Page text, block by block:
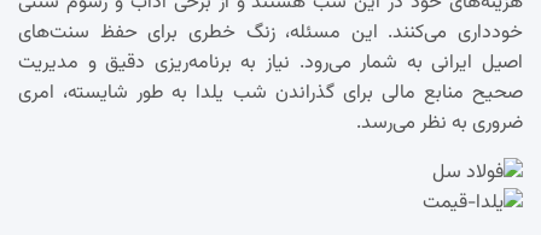
خودداری می‌کنند. این مسئله، زنگ خطری برای حفظ سنت‌های
اصیل ایرانی به شمار می‌رود. نیاز به برنامه‌ریزی دقیق و مدیریت
صحیح منابع مالی برای گذراندن شب یلدا به طور شایسته، امری
ضروری به نظر می‌رسد.